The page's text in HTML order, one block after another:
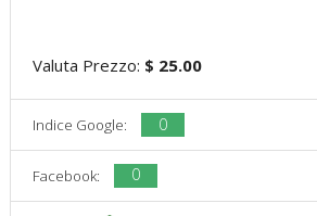
Valuta Prezzo: $ 25.00
Indice Google: 0
Facebook: 0